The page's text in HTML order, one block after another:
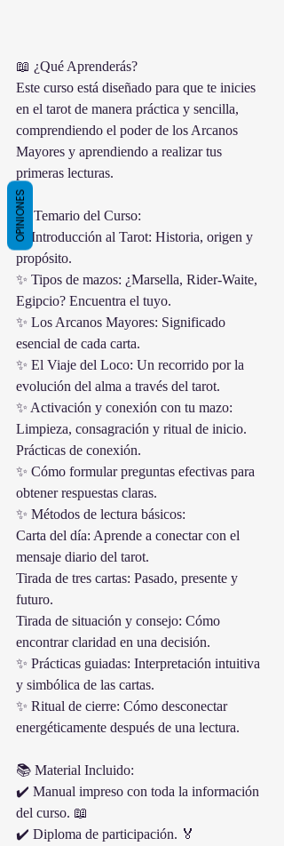
📖 ¿Qué Aprenderás?
Este curso está diseñado para que te inicies
en el tarot de manera práctica y sencilla,
comprendiendo el poder de los Arcanos
Mayores y aprendiendo a realizar tus
primeras lecturas.
📌 Temario del Curso:
✨ Introducción al Tarot: Historia, origen y
propósito.
✨ Tipos de mazos: ¿Marsella, Rider-Waite,
Egipcio? Encuentra el tuyo.
✨ Los Arcanos Mayores: Significado
esencial de cada carta.
✨ El Viaje del Loco: Un recorrido por la
evolución del alma a través del tarot.
✨ Activación y conexión con tu mazo:
Limpieza, consagración y ritual de inicio.
Prácticas de conexión.
✨ Cómo formular preguntas efectivas para
obtener respuestas claras.
✨ Métodos de lectura básicos:
Carta del día: Aprende a conectar con el
mensaje diario del tarot.
Tirada de tres cartas: Pasado, presente y
futuro.
Tirada de situación y consejo: Cómo
encontrar claridad en una decisión.
✨ Prácticas guiadas: Interpretación intuitiva
y simbólica de las cartas.
✨ Ritual de cierre: Cómo desconectar
energéticamente después de una lectura.
📚 Material Incluido:
✔️ Manual impreso con toda la información
del curso. 📖
✔️ Diploma de participación. 🏅
OPINIONES